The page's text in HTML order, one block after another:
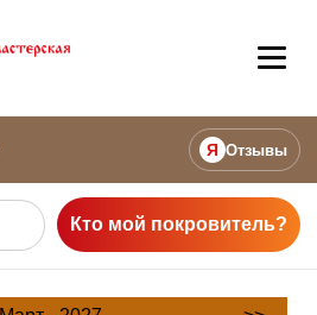
Я Отзывы
Кто мой покровитель?